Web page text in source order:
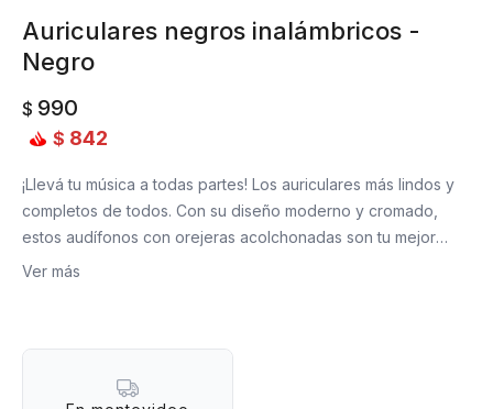
Auriculares negros inalámbricos -
Negro
$ 990
$ 842
¡Llevá tu música a todas partes! Los auriculares más lindos y
completos de todos. Con su diseño moderno y cromado,
estos audífonos con orejeras acolchonadas son tu mejor
aliado para disfutar de tu playlist favorita.
Ver más